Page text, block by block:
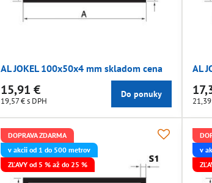
AL JOKEL 100x50x4 mm skladom cena
15,91 €
19,57 €s DPH
Do ponuky
AL
DOPRAVA ZDARMA
v akcii od 1 do 500 metrov
ZĽAVY od 5 % až do 25 %
v